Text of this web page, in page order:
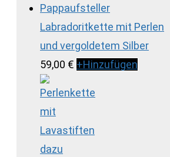
Labradoritkette mit Perlen
und vergoldetem Silber
59,00 € +Hinzufügen